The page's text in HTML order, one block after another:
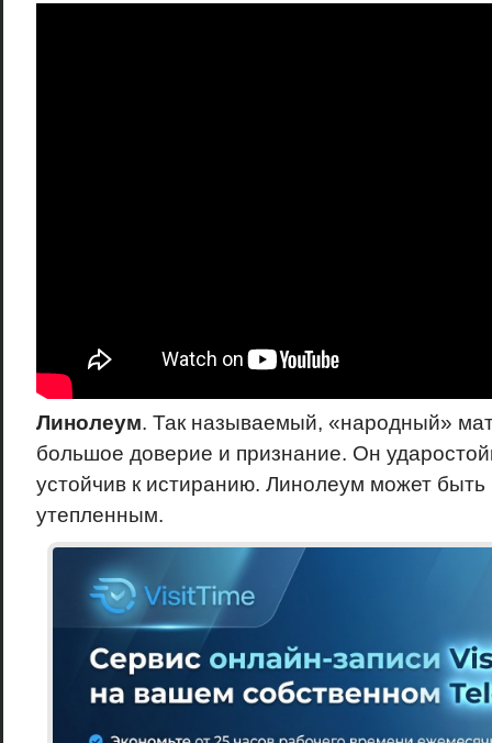
Линолеум. Так называемый, «народный»
большое доверие и признание. Он
устойчив к истиранию. Линолеум может быть
утепленным.